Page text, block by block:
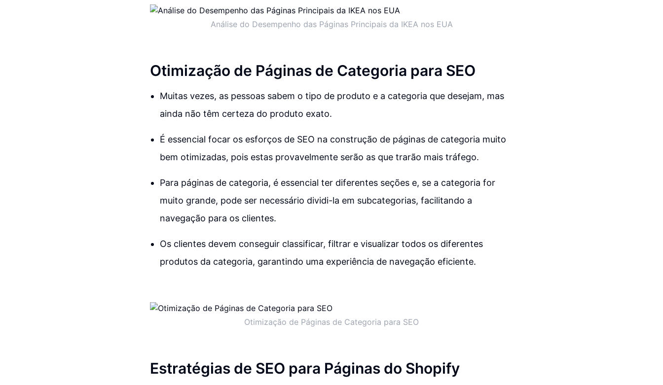
Análise do Desempenho das Páginas Principais da IKEA nos EUA
Otimização de Páginas de Categoria para SEO
Muitas vezes, as pessoas sabem o tipo de produto e a categoria que desejam, mas
ainda não têm certeza do produto exato.
É essencial focar os esforços de SEO na construção de páginas de categoria muito
bem otimizadas, pois estas provavelmente serão as que trarão mais tráfego.
Para páginas de categoria, é essencial ter diferentes seções e, se a categoria for
muito grande, pode ser necessário dividi-la em subcategorias, facilitando a
navegação para os clientes.
Os clientes devem conseguir classificar, filtrar e visualizar todos os diferentes
produtos da categoria, garantindo uma experiência de navegação eficiente.
Otimização de Páginas de Categoria para SEO
Estratégias de SEO para Páginas do Shopify